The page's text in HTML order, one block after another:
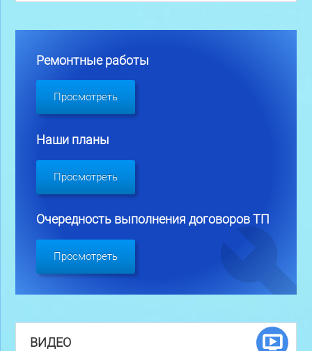
Ремонтные работы
Просмотреть
Наши планы
Просмотреть
Очередность выполнения договоров ТП
Просмотреть
ВИДЕО